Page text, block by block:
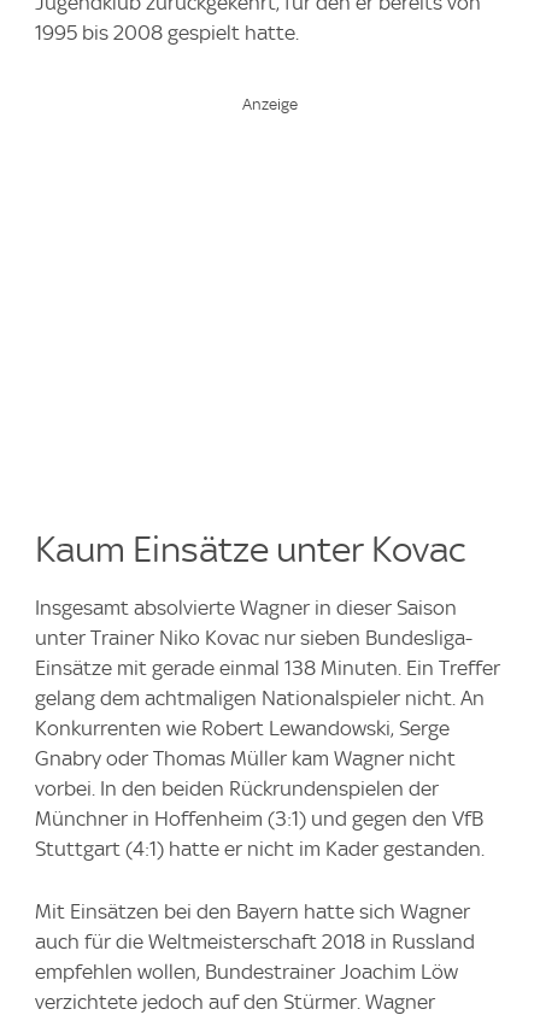
1995 bis 2008 gespielt hatte.
Kaum Einsätze unter Kovac
Insgesamt absolvierte Wagner in dieser Saison
unter Trainer Niko Kovac nur sieben Bundesliga-
Einsätze mit gerade einmal 138 Minuten. Ein Treffer
gelang dem achtmaligen Nationalspieler nicht. An
Konkurrenten wie Robert Lewandowski, Serge
Gnabry oder Thomas Müller kam Wagner nicht
vorbei. In den beiden Rückrundenspielen der
Münchner in Hoffenheim (3:1) und gegen den VfB
Stuttgart (4:1) hatte er nicht im Kader gestanden.
Mit Einsätzen bei den Bayern hatte sich Wagner
auch für die Weltmeisterschaft 2018 in Russland
empfehlen wollen, Bundestrainer Joachim Löw
verzichtete jedoch auf den Stürmer. Wagner